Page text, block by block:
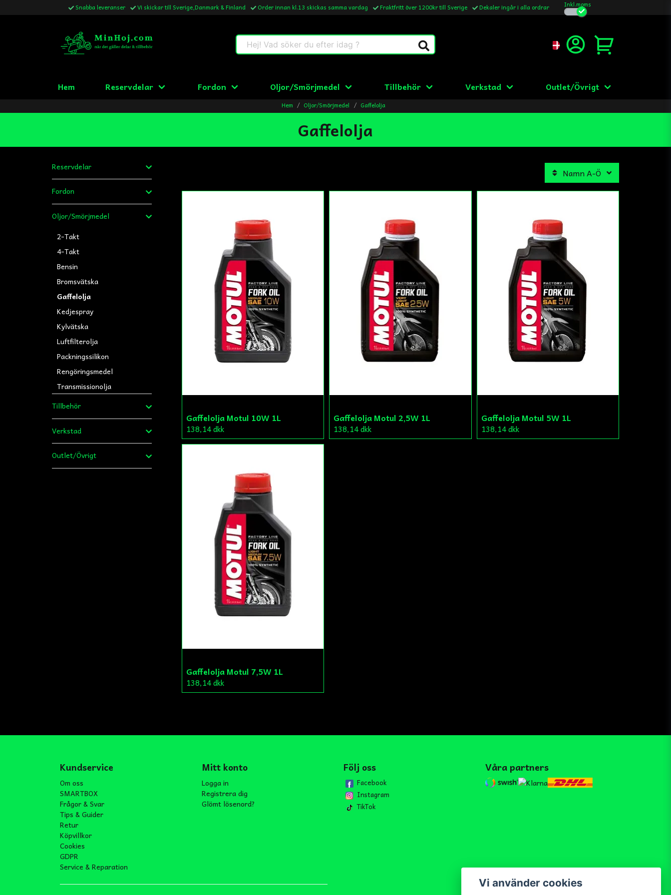
Snabba leveranser Vi skickar till Sverige,Danmark & Finland Order innan kl.13 skickas samma vardag Fraktfritt över 1200kr till Sverige Dekaler ingår i alla ordrar Inkl.moms
Hej! Vad söker du efter idag ?
Hem Reservdelar Fordon Oljor/Smörjmedel Tillbehör Verkstad Outlet/Övrigt
Hem Oljor/Smörjmedel Gaffelolja
Gaffelolja
Reservdelar
Fordon
Oljor/Smörjmedel
2-Takt
4-Takt
Bensin
Bromsvätska
Gaffelolja
Kedjespray
Kylvätska
Luftfilterolja
Packningssilikon
Rengöringsmedel
Transmissionolja
Tillbehör
Verkstad
Outlet/Övrigt
Namn A-Ö
Gaffelolja Motul 10W 1L
138,14 dkk
Gaffelolja Motul 2,5W 1L
138,14 dkk
Gaffelolja Motul 5W 1L
138,14 dkk
Gaffelolja Motul 7,5W 1L
138,14 dkk
Kundservice
Om oss
SMARTBOX
Frågor & Svar
Tips & Guider
Retur
Köpvillkor
Cookies
GDPR
Service & Reparation
Mitt konto
Logga in
Registrera dig
Glömt lösenord?
Följ oss
Facebook
Instagram
TikTok
Våra partners
Vi använder cookies